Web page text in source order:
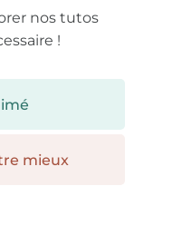
nos tutos
!
mieux